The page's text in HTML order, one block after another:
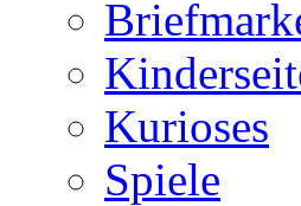
Kurioses
Spiele